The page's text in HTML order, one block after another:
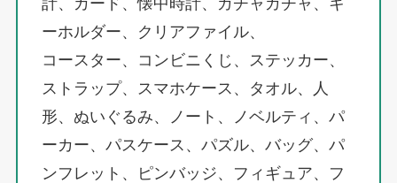
ーホルダー、クリアファイル、
コースター、コンビニくじ、ステッカー、
ストラップ、スマホケース、タオル、人
形、ぬいぐるみ、ノート、ノベルティ、パ
ーカー、パスケース、パズル、バッグ、パ
ンフレット、ピンバッジ、フィギュア、フ